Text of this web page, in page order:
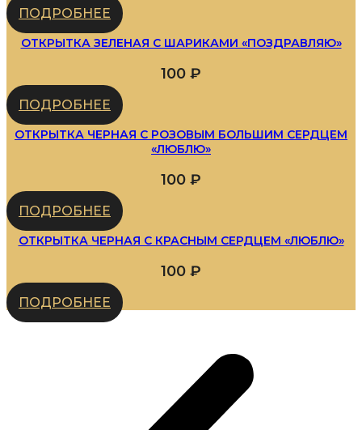
ПОДРОБНЕЕ
ОТКРЫТКА ЗЕЛЕНАЯ С ШАРИКАМИ «ПОЗДРАВЛЯЮ»
100 ₽
ПОДРОБНЕЕ
ОТКРЫТКА ЧЕРНАЯ С РОЗОВЫМ БОЛЬШИМ СЕРДЦЕМ
«ЛЮБЛЮ»
100 ₽
ПОДРОБНЕЕ
ОТКРЫТКА ЧЕРНАЯ С КРАСНЫМ СЕРДЦЕМ «ЛЮБЛЮ»
100 ₽
ПОДРОБНЕЕ